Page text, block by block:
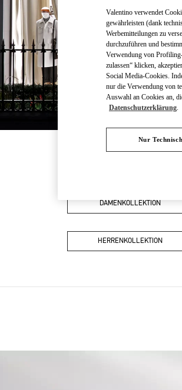
DAMENKOLLEKTION
HERRENKOLLEKTION
Valentino verwendet
gewährleisten (dank
Werbemitteilungen zu
durchzuführen und
Verwendung von
zulassen“ klicken,
Social Media-Cookies.
nur die Verwendung von
Auswahl an Cookies an,
Datenschutzerklärung
Nur